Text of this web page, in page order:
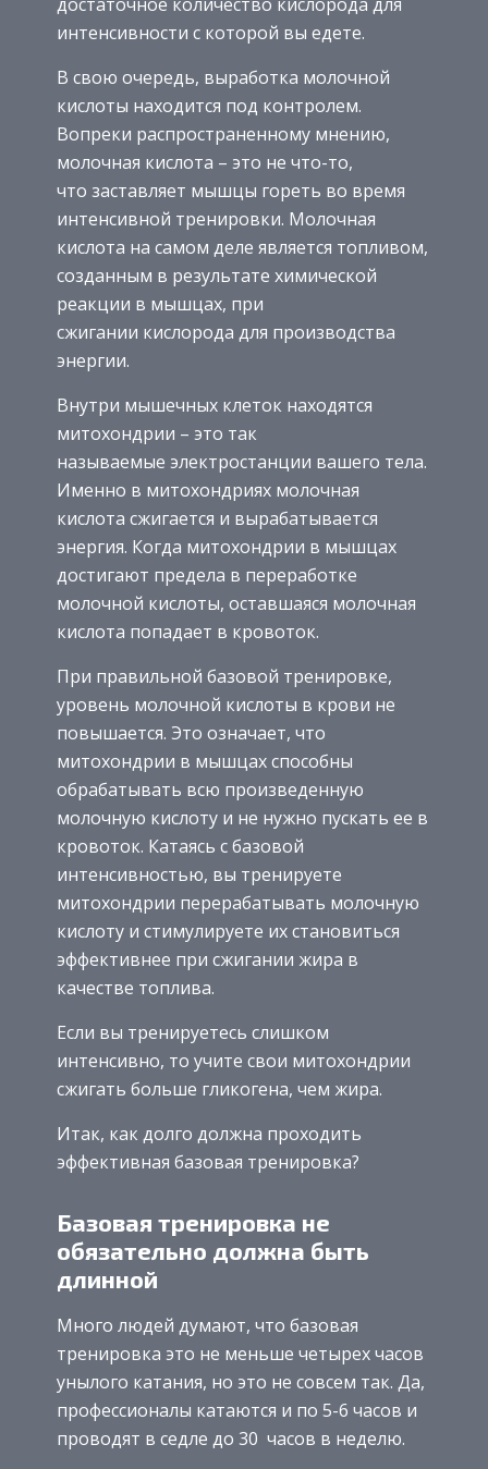
интенсивности с которой вы едете.
В свою очередь, выработка молочной
кислоты находится под контролем.
Вопреки распространенному мнению,
молочная кислота – это не что-то,
что заставляет мышцы гореть во время
интенсивной тренировки. Молочная
кислота на самом деле является топливом,
созданным в результате химической
реакции в мышцах, при
сжигании кислорода для производства
энергии.
Внутри мышечных клеток находятся
митохондрии – это так
называемые электростанции вашего тела.
Именно в митохондриях молочная
кислота сжигается и вырабатывается
энергия. Когда митохондрии в мышцах
достигают предела в переработке
молочной кислоты, оставшаяся молочная
кислота попадает в кровоток.
При правильной базовой тренировке,
уровень молочной кислоты в крови не
повышается. Это означает, что
митохондрии в мышцах способны
обрабатывать всю произведенную
молочную кислоту и не нужно пускать ее в
кровоток. Катаясь с базовой
интенсивностью, вы тренируете
митохондрии перерабатывать молочную
кислоту и стимулируете их становиться
эффективнее при сжигании жира в
качестве топлива.
Если вы тренируетесь слишком
интенсивно, то учите свои митохондрии
сжигать больше гликогена, чем жира.
Итак, как долго должна проходить
эффективная базовая тренировка?
Базовая тренировка не
обязательно должна быть
длинной
Много людей думают, что базовая
тренировка это не меньше четырех часов
унылого катания, но это не совсем так. Да,
профессионалы катаются и по 5-6 часов и
проводят в седле до 30 часов в неделю.